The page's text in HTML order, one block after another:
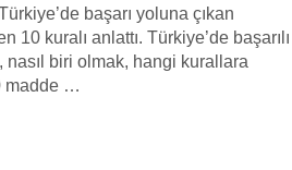
başarı yoluna çıkan
10 kuralı anlattı. Türkiye’de başarılı
biri olmak, hangi kurallara
madde …